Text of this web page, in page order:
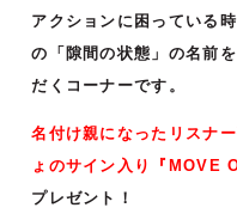
アクションに困っている
の「隙間の状態」の名前
だくコーナーです。
名付け親になったリスナ
ょのサイン入り『MOVE
プレゼント！